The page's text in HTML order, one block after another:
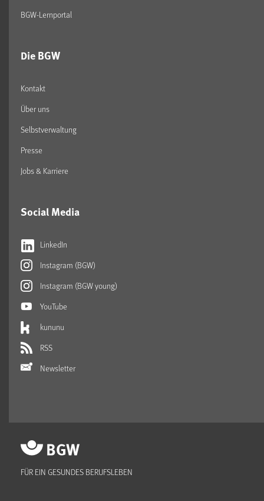
BGW-Lernportal
Die BGW
Kontakt
Über uns
Selbstverwaltung
Presse
Jobs & Karriere
Social Media
LinkedIn
Instagram (BGW)
Instagram (BGW young)
YouTube
kununu
RSS
Newsletter
FÜR EIN GESUNDES BERUFSLEBEN